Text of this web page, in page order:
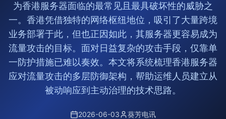
为香港服务器面临的最常见且最具破坏性的威胁之
一。香港凭借独特的网络枢纽地位，吸引了大量跨境
业务部署于此，但也正因如此，其服务器更容易成为
流量攻击的目标。面对日益复杂的攻击手段，仅靠单
一防护措施已难以奏效。本文将系统梳理香港服务器
应对流量攻击的多层防御架构，帮助运维人员建立从
被动响应到主动治理的技术思路。
2026-06-03 葵芳电讯